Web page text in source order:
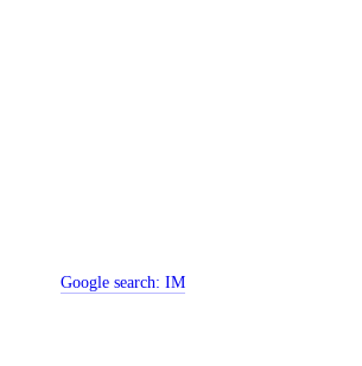
Google search:IM